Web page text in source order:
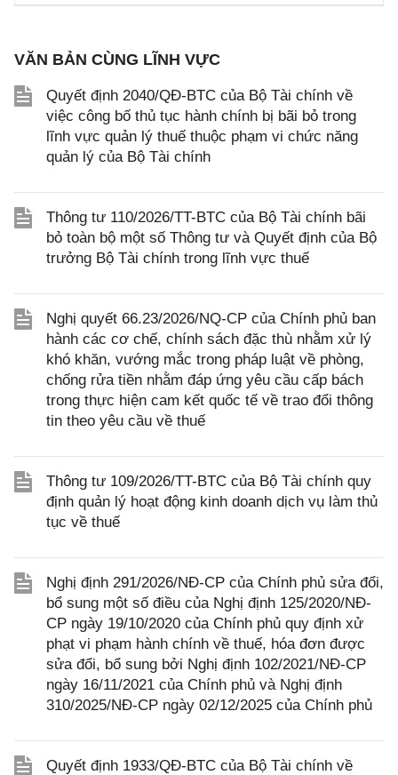
VĂN BẢN CÙNG LĨNH VỰC
Quyết định 2040/QĐ-BTC của Bộ Tài chính về
việc công bố thủ tục hành chính bị bãi bỏ trong
lĩnh vực quản lý thuế thuộc phạm vi chức năng
quản lý của Bộ Tài chính
Thông tư 110/2026/TT-BTC của Bộ Tài chính bãi
bỏ toàn bộ một số Thông tư và Quyết định của Bộ
trưởng Bộ Tài chính trong lĩnh vực thuế
Nghị quyết 66.23/2026/NQ-CP của Chính phủ ban
hành các cơ chế, chính sách đặc thù nhằm xử lý
khó khăn, vướng mắc trong pháp luật về phòng,
chống rửa tiền nhằm đáp ứng yêu cầu cấp bách
trong thực hiện cam kết quốc tế về trao đổi thông
tin theo yêu cầu về thuế
Thông tư 109/2026/TT-BTC của Bộ Tài chính quy
định quản lý hoạt động kinh doanh dịch vụ làm thủ
tục về thuế
Nghị định 291/2026/NĐ-CP của Chính phủ sửa đổi,
bổ sung một số điều của Nghị định 125/2020/NĐ-
CP ngày 19/10/2020 của Chính phủ quy định xử
phạt vi phạm hành chính về thuế, hóa đơn được
sửa đổi, bổ sung bởi Nghị định 102/2021/NĐ-CP
ngày 16/11/2021 của Chính phủ và Nghị định
310/2025/NĐ-CP ngày 02/12/2025 của Chính phủ
Quyết định 1933/QĐ-BTC của Bộ Tài chính về